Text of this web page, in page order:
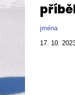
jména
17. 10.